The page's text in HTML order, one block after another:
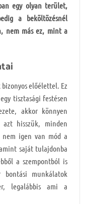
egy olyan terület,
a beköltözésnél
nem más ez, mint a
előélettel. Ez
tisztasági festésen
akkor könnyen
azt hisszük, minden
igen van mód a
saját tulajdonba
a szempontból is
bontási munkálatok
legalábbis ami a